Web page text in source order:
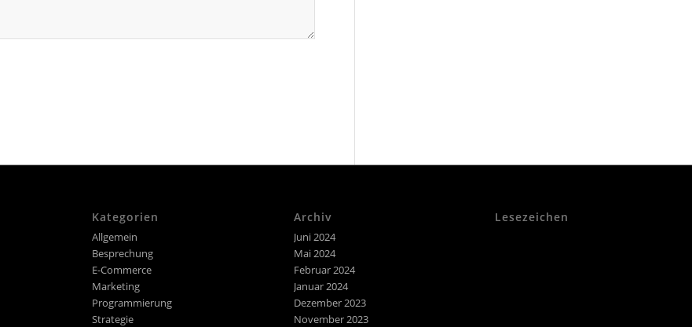
Kategorien
Allgemein
Besprechung
E-Commerce
Marketing
Programmierung
Strategie
Archiv
Juni 2024
Mai 2024
Februar 2024
Januar 2024
Dezember 2023
November 2023
Lesezeichen